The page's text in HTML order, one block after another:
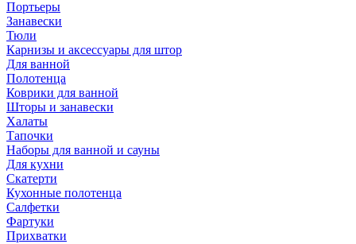
Портьеры
Занавески
Тюли
Карнизы и аксессуары для штор
Для ванной
Полотенца
Коврики для ванной
Шторы и занавески
Халаты
Тапочки
Наборы для ванной и сауны
Для кухни
Скатерти
Кухонные полотенца
Салфетки
Фартуки
Прихватки